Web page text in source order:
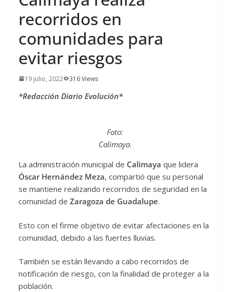
recorridos en
comunidades para
evitar riesgos
19 julio, 2022 316 Views
*Redacción Diario Evolución*
Foto:
Calimaya.
La administración municipal de Calimaya que lidera
Óscar Hernández Meza, compartió que su personal
se mantiene realizando recorridos de seguridad en la
comunidad de Zaragoza de Guadalupe.
Esto con el firme objetivo de evitar afectaciones en la
comunidad, debido a las fuertes lluvias.
También se están llevando a cabo recorridos de
notificación de riesgo, con la finalidad de proteger a la
población.